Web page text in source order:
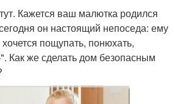
Кажется ваш малютка родился
он настоящий непоседа: ему
пощупать, понюхать,
Как же сделать дом безопасным